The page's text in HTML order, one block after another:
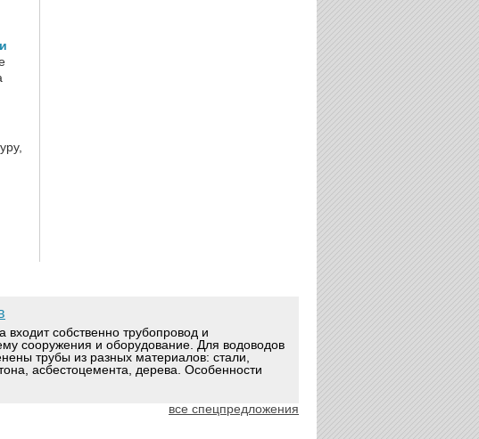
входит собственно трубопровод и
сооружения и оборудование. Для водоводов
трубы из разных материалов: стали,
асбестоцемента, дерева. Особенности
все спецпредложения